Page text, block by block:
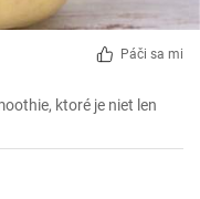
Páči sa mi
ktoré je niet len